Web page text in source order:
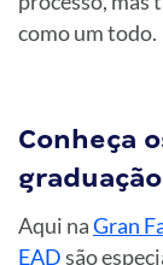
como um todo.
Conheça
Aqui naGran
EADsão